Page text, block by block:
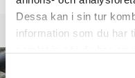
Dessa kan i sin tur
information som du har
Samtyckesval